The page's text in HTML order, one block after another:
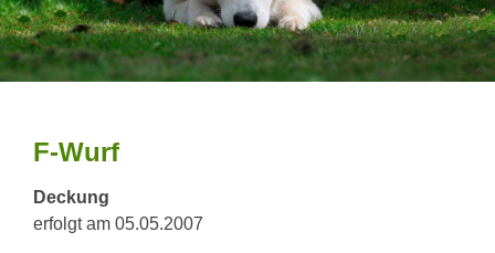
F-Wurf
Deckung
erfolgt am 05.05.2007